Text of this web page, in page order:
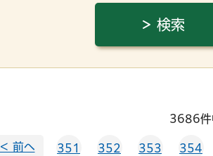
3686件
＜ 前へ 351 352 353 354